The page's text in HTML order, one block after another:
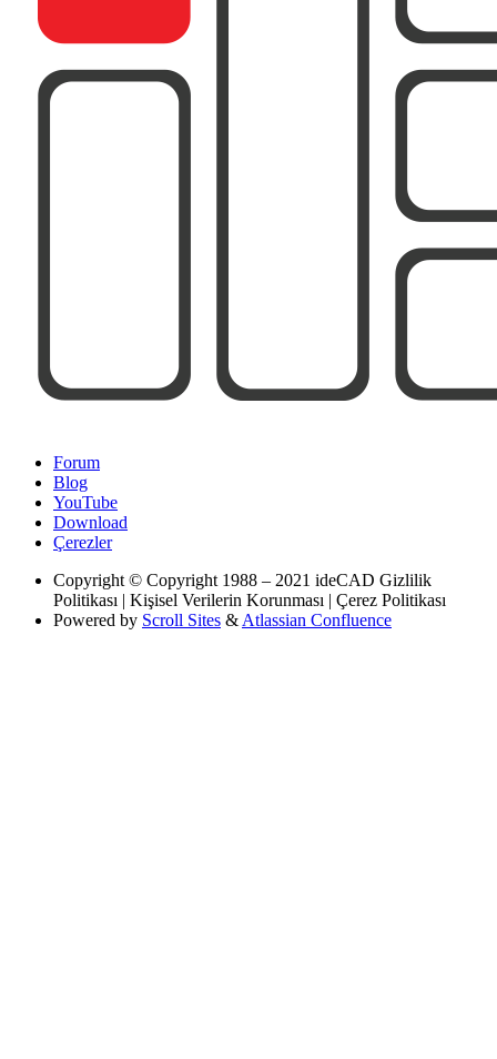
Forum
Blog
YouTube
Download
Çerezler
Copyright © Copyright 1988 – 2021 ideCAD Gizlilik
Politikası | Kişisel Verilerin Korunması | Çerez Politikası
Powered by Scroll Sites & Atlassian Confluence